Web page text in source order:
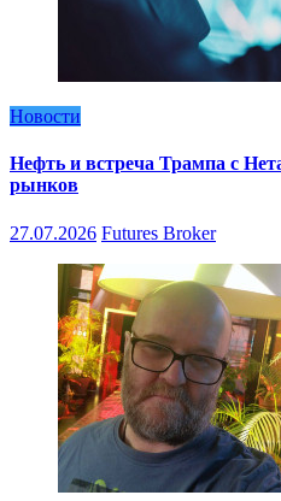
Новости
Нефть и встреча Трампа с
рынков
27.07.2026 Futures Broker